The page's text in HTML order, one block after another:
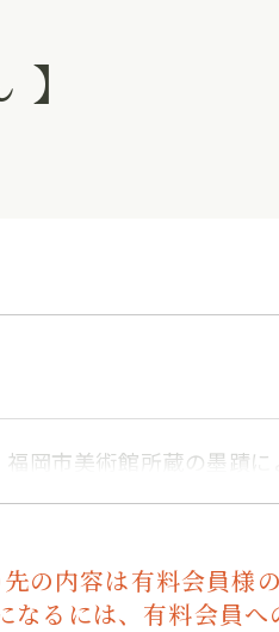
岡市美術館所蔵の墨蹟
先の内容は有料会員様
なるには、有料会員